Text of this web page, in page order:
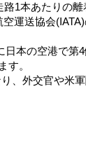
1本あたりの
運送協会
本の空港で第
す。
、外交官や米